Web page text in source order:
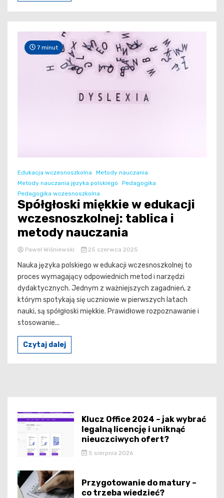
7 minut
Edukacja wczesnoszkolna
Metody nauczania
Metody nauczania języka polskiego
Pedagogika
Pedagogika wczesnoszkolna
Spółgłoski miękkie w edukacji
wczesnoszkolnej: tablica i
metody nauczania
Paweł Wiśniewski 25 czerwca 2025
Nauka języka polskiego w edukacji wczesnoszkolnej to
proces wymagający odpowiednich metod i narzędzi
dydaktycznych. Jednym z ważniejszych zagadnień, z
którym spotykają się uczniowie w pierwszych latach
nauki, są spółgłoski miękkie. Prawidłowe rozpoznawanie i
stosowanie...
Czytaj dalej
Klucz Office 2024 – jak wybrać
legalną licencję i uniknąć
nieuczciwych ofert?
5 sierpnia 2026
Przygotowanie do matury –
co trzeba wiedzieć?